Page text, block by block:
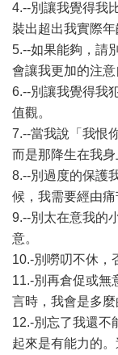
4.--別讓我覺得我
裝出超出我實際年
5.--如果能夠，請
會讓我更加的注意
6.--別讓我覺得我
值觀。
7.--當我說「我恨
而是那降生在我身
8.--別過度的保護
候，我需要經由痛
9.--別太在意我的
意。
10.-別嘮叨不休，
11.-別再倉促或無
言時，我會是多麼
12.-別忘了我還不
起來是有能力的